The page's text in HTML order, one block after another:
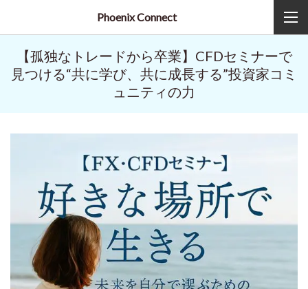
Phoenix Connect
【孤独なトレードから卒業】CFDセミナーで
見つける“共に学び、共に成長する”投資家コミ
ュニティの力